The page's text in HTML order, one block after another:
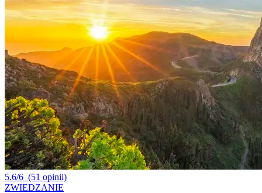
5.6/6 (51 opinii)
ZWIEDZANIE